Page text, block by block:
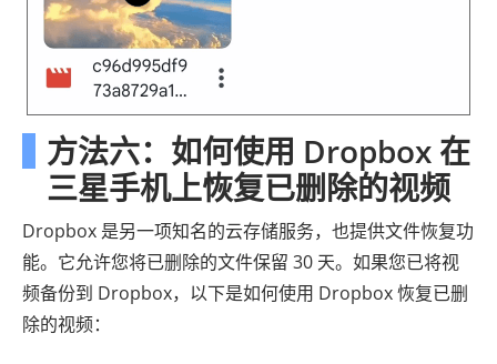
方法六：如何使用 Dropbox 在
三星手机上恢复已删除的视频
Dropbox 是另一项知名的云存储服务，也提供文件恢复功
能。它允许您将已删除的文件保留 30 天。如果您已将视
频备份到 Dropbox，以下是如何使用 Dropbox 恢复已删
除的视频：